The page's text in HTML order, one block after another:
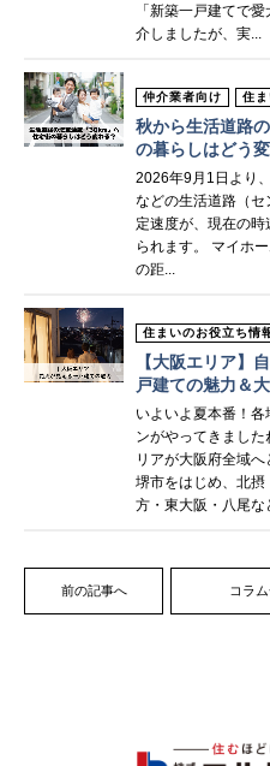
「新築一戸建てで
介しましたが、実...
仲介業者向け 住
秋から生活道路
の暮らしはどう
2026年9月1日より
などの生活道路（
定速度が、現在の
られます。 マイホ
の距...
住まいのお役立ち情
【大阪エリア】
戸建ての魅力＆
いよいよ夏本番！
ンがやってきまし
リアが大阪府全域
堺市をはじめ、北
方・東大阪・八尾な
前の記事へ コラ